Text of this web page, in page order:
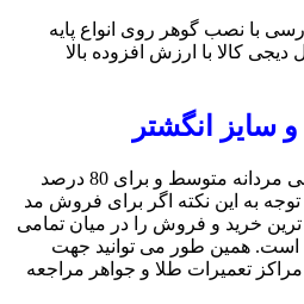
با نصب گوهر روی انواع پایه
دیجی کالا با ارزش افزوده بالا
سایز انگشتر
بطور کلی سایز این رکاب خالی مردانه متوسط و برای 80 درصد
به این نکته اگر برای فروش مد
خرید و فروش را در میان تمامی
است. همین طور می توانید جهت
تعمیرات طلا و جواهر مراجعه